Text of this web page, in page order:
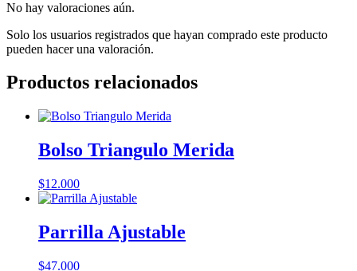
No hay valoraciones aún.
Solo los usuarios registrados que hayan comprado este producto
pueden hacer una valoración.
Productos relacionados
Bolso Triangulo Merida
$12.000
Parrilla Ajustable
$47.000